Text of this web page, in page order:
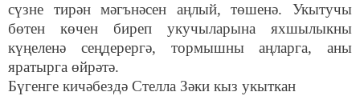
сүзне тирән мәгънәсен аңлый, төшенә. Укытучы
бөтен көчен биреп укучыларына яхшылыкны
күңеленә сеңдерергә, тормышны аңларга, аны
яратырга өйрәтә.
Бүгенге кичәбездә Стелла Зәки кыз укыткан